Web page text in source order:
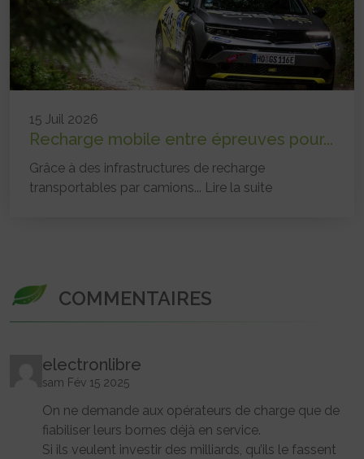
15 Juil 2026
Recharge mobile entre épreuves pour...
Grâce à des infrastructures de recharge
transportables par camions... Lire la suite
COMMENTAIRES
electronlibre
sam Fév 15 2025
On ne demande aux opérateurs de charge que de
fiabiliser leurs bornes déjà en service.
Si ils veulent investir des milliards, qu’ils le fassent